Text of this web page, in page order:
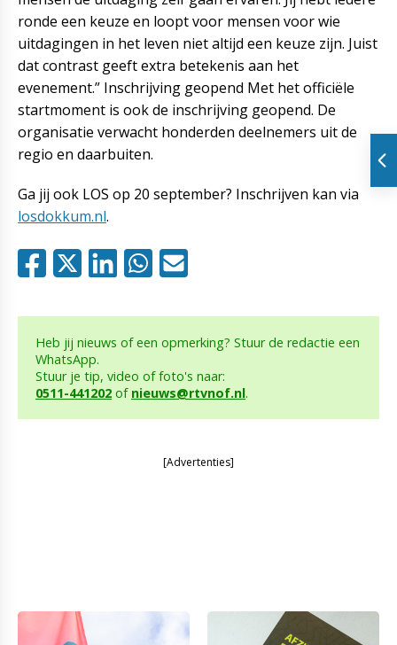
ronde een keuze en loopt voor mensen voor wie
uitdagingen in het leven niet altijd een keuze zijn. Juist
dat contrast geeft extra betekenis aan het
evenement.” Inschrijving geopend Met het officiële
startmoment is ook de inschrijving geopend. De
organisatie verwacht honderden deelnemers uit de
regio en daarbuiten.
Ga jij ook LOS op 20 september? Inschrijven kan via
losdokkum.nl.
Heb jij nieuws of een opmerking? Stuur de redactie een
WhatsApp.
Stuur je tip, video of foto's naar:
0511-441202 of nieuws@rtvnof.nl.
[Advertenties]